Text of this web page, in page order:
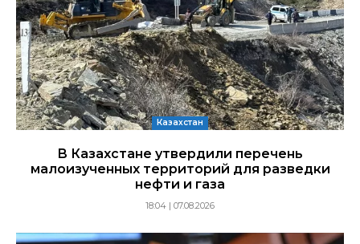
Казахстан
В Казахстане утвердили перечень
малоизученных территорий для разведки
нефти и газа
18:04 | 07.08.2026